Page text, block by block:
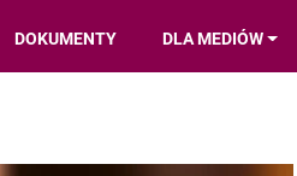
DOKUMENTY DLA MEDIÓW